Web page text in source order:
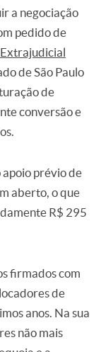
a negociação
pedido de
de São Paulo
de
conversão e
apoio prévio de
aberto, o que
R$ 295
firmados com
de
anos. Na sua
não mais